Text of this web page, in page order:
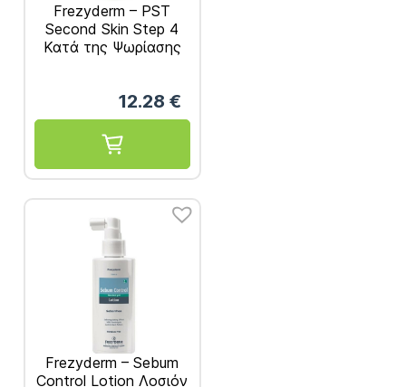
Frezyderm – PST
Second Skin Step 4
Κατά της Ψωρίασης
12.28 €
Frezyderm – Sebum
Control Lotion Λοσιόν